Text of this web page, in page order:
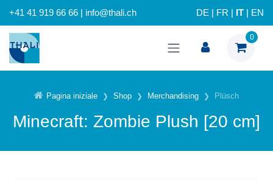
+41 41 919 66 66 | info@thali.ch DE FR IT EN
0
Pagina iniziale Shop Merchandising Plüsch
Minecraft: Zombie Plush [20 cm]